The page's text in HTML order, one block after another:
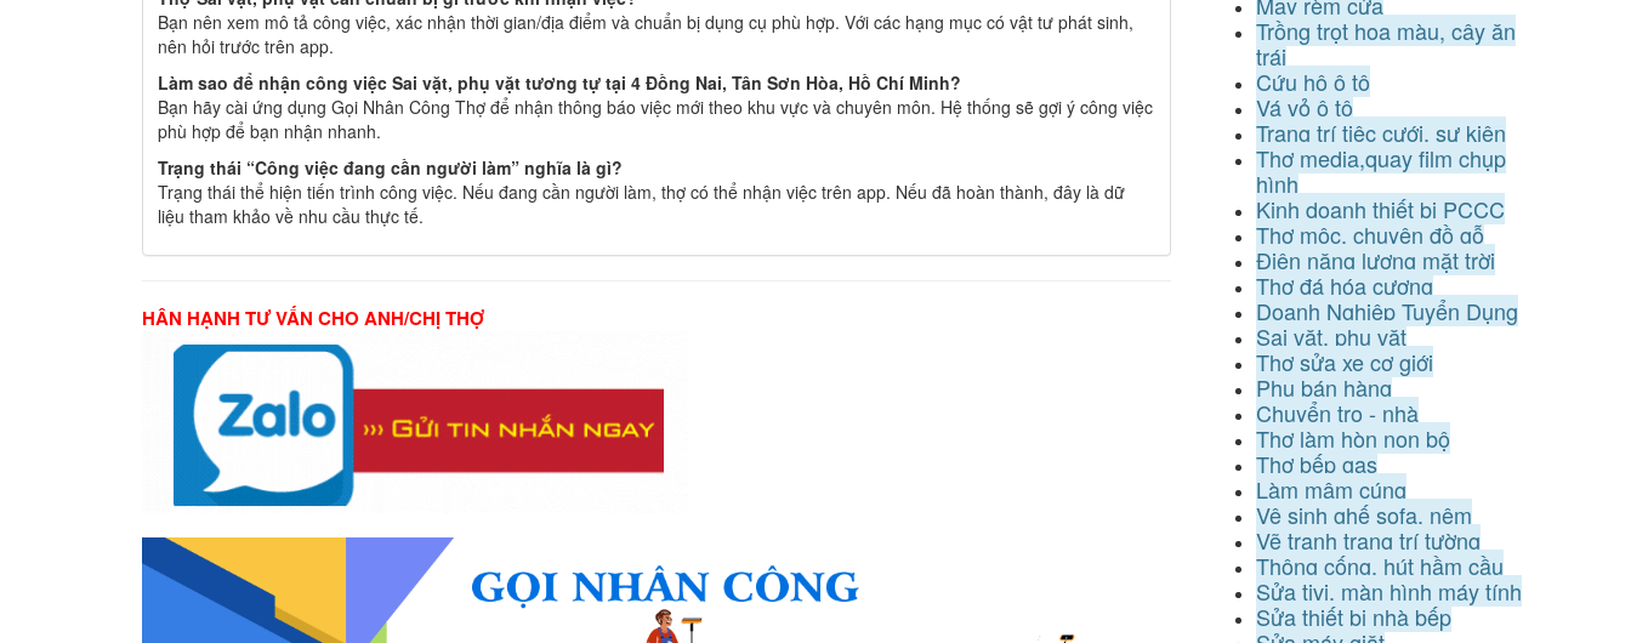
Bạn nên xem mô tả công việc, xác nhận thời gian/địa điểm và chuẩn bị dụng cụ phù hợp. Với các hạng mục có vật tư phát sinh,
nên hỏi trước trên app.
Làm sao để nhận công việc Sai vặt, phụ vặt tương tự tại 4 Đồng Nai, Tân Sơn Hòa, Hồ Chí Minh?
Bạn hãy cài ứng dụng Gọi Nhân Công Thợ để nhận thông báo việc mới theo khu vực và chuyên môn. Hệ thống sẽ gợi ý công việc
phù hợp để bạn nhận nhanh.
Trạng thái “Công việc đang cần người làm” nghĩa là gì?
Trạng thái thể hiện tiến trình công việc. Nếu đang cần người làm, thợ có thể nhận việc trên app. Nếu đã hoàn thành, đây là dữ
liệu tham khảo về nhu cầu thực tế.
HÂN HẠNH TƯ VẤN CHO ANH/CHỊ THỢ
Trồng trọt hoa màu, cây ăn
trái
Cứu hộ ô tô
Vá vỏ ô tô
Trang trí tiệc cưới, sự kiện
Thợ media,quay film chụp
hình
Kinh doanh thiết bị PCCC
Thợ mộc, chuyên đồ gỗ
Điện năng lượng mặt trời
Thợ đá hóa cương
Doanh Nghiệp Tuyển Dụng
Sai vặt, phụ vặt
Thợ sửa xe cơ giới
Phụ bán hàng
Chuyển trọ - nhà
Thợ làm hòn non bộ
Thợ bếp gas
Làm mâm cúng
Vệ sinh ghế sofa, nệm
Vẽ tranh trang trí tường
Thông cống, hút hầm cầu
Sửa tivi, màn hình máy tính
Sửa thiết bị nhà bếp